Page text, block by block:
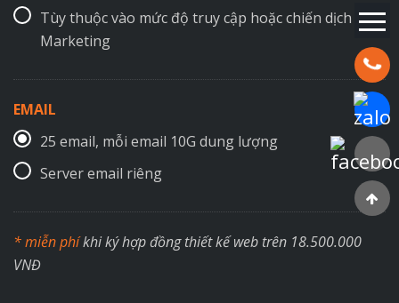
Hotline:
Chat
Tùy thuộc vào mức độ truy cập hoặc chiến dịch
Marketing
EMAIL
25 email, mỗi email 10G dung lượng
Server email riêng
* miễn phíkhi ký hợp đồng thiết kế web trên 18.500.000
VNĐ